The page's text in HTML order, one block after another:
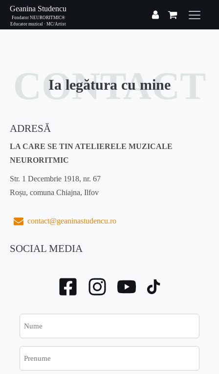
Geanina Studencu
Fondator NEURORITMIC®
Educator muzical · MC/Artist
CONTACT
Ia legătura cu mine
ADRESĂ
LA CARE SE TIN ATELIERELE MUZICALE
NEURORITMIC
Str. 1 Decembrie 1918, nr. 67
Roșu, comuna Chiajna, Ilfov
contact@geaninastudencu.ro
SOCIAL MEDIA